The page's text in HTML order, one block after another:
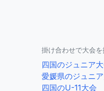
掛け合わせで大会を
四国のジュニア
愛媛県のジュニ
四国のU-11大会